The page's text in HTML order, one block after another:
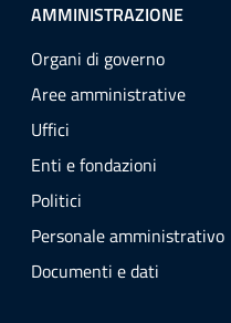
AMMINISTRAZIONE
Organi di governo
Aree amministrative
Uffici
Enti e fondazioni
Politici
Personale amministrativo
Documenti e dati